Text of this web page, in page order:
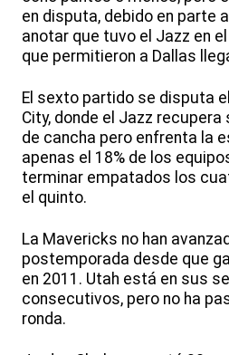
en disputa, debido en parte
anotar que tuvo el Jazz en
que permitieron a Dallas
El sexto partido se disputa
City, donde el Jazz
de cancha pero enfrenta la
apenas el 18% de los
terminar empatados los
el quinto.
La Mavericks no han
postemporada desde que
en 2011. Utah está en sus
consecutivos, pero no ha
ronda.